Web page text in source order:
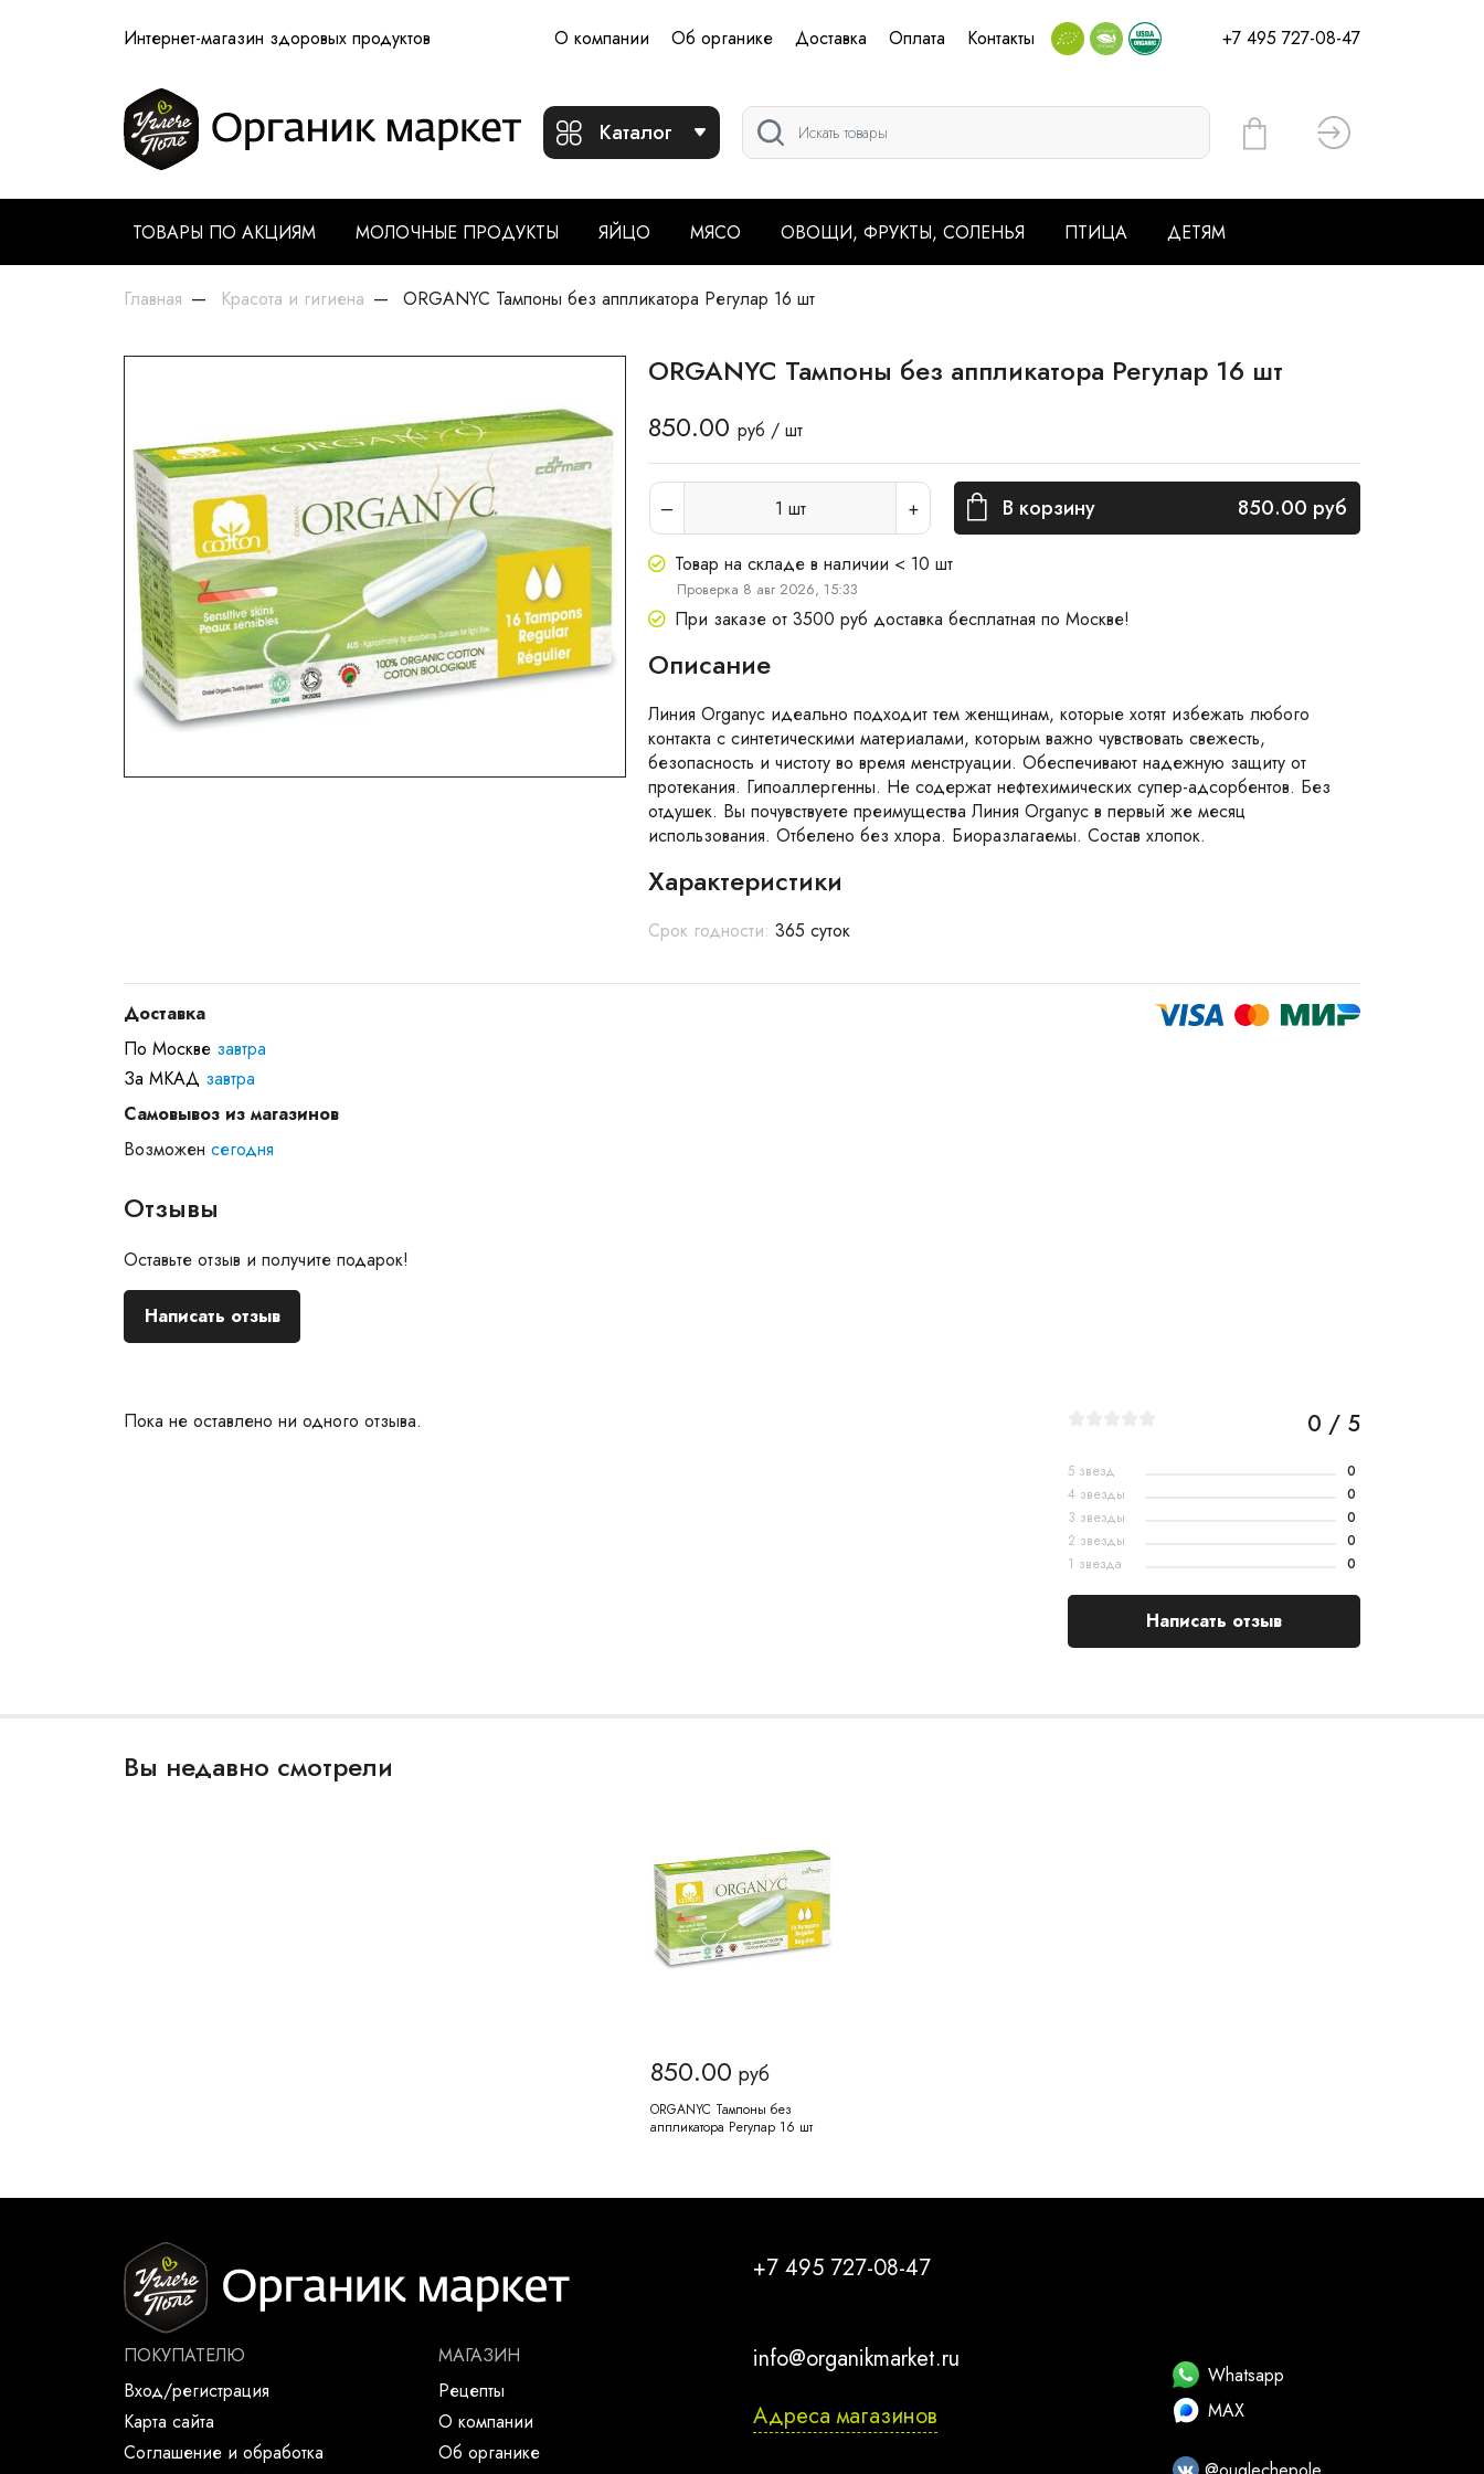
Интернет-магазин здоровых продуктов О компании Об органике Доставка Оплата Контакты +7 495 727-08-47
Каталог Вход
ТОВАРЫ ПО АКЦИЯМ МОЛОЧНЫЕ ПРОДУКТЫ ЯЙЦО МЯСО ОВОЩИ, ФРУКТЫ, СОЛЕНЬЯ ПТИЦА ДЕТЯМ
Главная Красота и гигиена ORGANYC Тампоны без аппликатора Регулар 16 шт
ORGANYC Тампоны без аппликатора Регулар 16 шт
850.00 руб / шт
1 шт В корзину 850.00 руб
Товар на складе в наличии < 10 шт
Проверка 8 авг 2026, 15:33
При заказе от 3500 руб доставка бесплатная по Москве!
Описание
Линия Organyc идеально подходит тем женщинам, которые хотят избежать любого
контакта с синтетическими материалами, которым важно чувствовать свежесть,
безопасность и чистоту во время менструации. Обеспечивают надежную защиту от
протекания. Гипоаллергенны. Не содержат нефтехимических супер-адсорбентов. Без
отдушек. Вы почувствуете преимущества Линия Organyc в первый же месяц
использования. Отбелено без хлора. Биоразлагаемы. Состав хлопок.
Характеристики
Срок годности: 365 суток
Доставка
По Москве завтра
За МКАД завтра
Самовывоз из магазинов
Возможен сегодня
Отзывы
Оставьте отзыв и получите подарок!
Написать отзыв
Пока не оставлено ни одного отзыва. 0 / 5
5 звезд
0
4 звезды
0
3 звезды
0
2 звезды
0
1 звезда
0
Написать отзыв
Вы недавно смотрели
850.00 руб
ORGANYC Тампоны без
аппликатора Регулар 16 шт
ПОКУПАТЕЛЮ
Вход/регистрация
Карта сайта
Соглашение и обработка
МАГАЗИН
Рецепты
О компании
Об органике
+7 495 727-08-47
info@organikmarket.ru
Адреса магазинов
Whatsapp
MAX